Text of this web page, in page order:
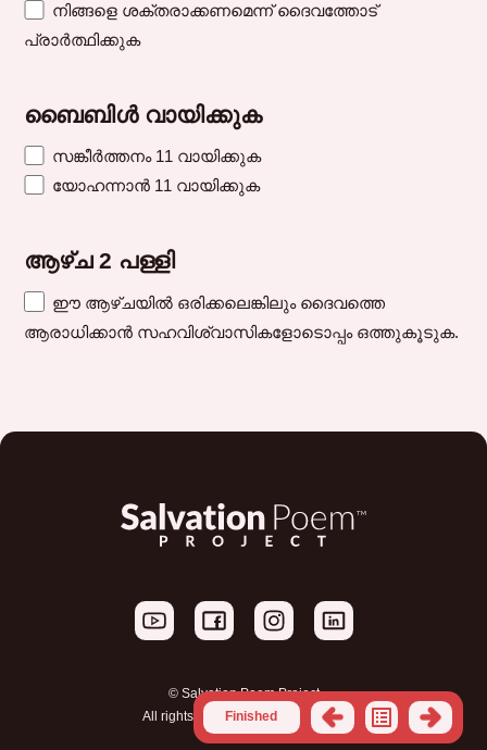
നിങ്ങളെ ശക്തരാക്കണമെന്ന് ദൈവത്തോട്
പ്രാർത്ഥിക്കുക
ബൈബിൾ വായിക്കുക
സങ്കീർത്തനം 11 വായിക്കുക
യോഹന്നാൻ 11 വായിക്കുക
ആഴ്ച 2 പള്ളി
ഈ ആഴ്ചയിൽ ഒരിക്കലെങ്കിലും ദൈവത്തെ
ആരാധിക്കാൻ സഹവിശ്വാസികളോടൊപ്പം ഒത്തുകൂടുക.
Finished
© Salvation Poem Project
All rights reserved. |Privacy Policy